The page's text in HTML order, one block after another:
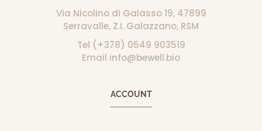
Via Nicolino di Galasso 19, 47899
Serravalle, Z.I. Galazzano, RSM
Tel (+378) 0549 903519
Email info@bewell.bio
ACCOUNT